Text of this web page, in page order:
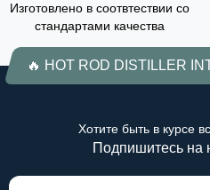
Изготовлено в соотвтествии со
стандартами качества
🔥 HOT ROD DISTILLER
Хотите быть в курсе
Подпишитесь на